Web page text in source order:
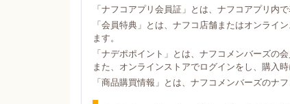
「ナフコアプリ会員証」とは、ナフコアプリ内
「会員特典」とは、ナフコ店舗またはオンライ
ます。
「ナデポポイント」とは、ナフコメンバーズの
また、オンラインストアでログインをし、購入
「商品購買情報」とは、ナフコメンバーズのナ